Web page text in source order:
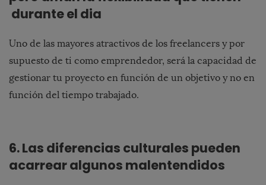
durante el dia
Uno de las mayores atractivos de los freelancers y por
supuesto de ti como emprendedor, será la capacidad de
gestionar tu proyecto en función de un objetivo y no en
función del tiempo trabajado.
6. Las diferencias culturales pueden
acarrear algunos malentendidos